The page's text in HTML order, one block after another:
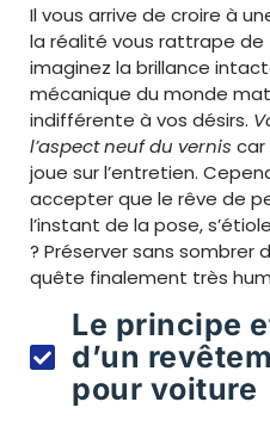
Il vous arrive de croire à
la réalité vous rattrape de
imaginez la brillance
mécanique du monde
indifférente à vos désirs.
l’aspect neuf du vernis car
joue sur l’entretien.
accepter que le rêve de
l’instant de la pose,
? Préserver sans sombrer
quête finalement très
Le principe
d’un
pour voiture